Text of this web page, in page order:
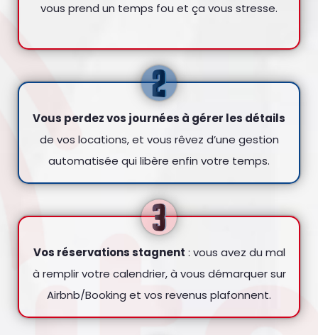
vous prend un temps fou et ça vous stresse.
Vous perdez vos journées à gérer les détails
de vos locations, et vous rêvez d’une gestion
automatisée qui libère enfin votre temps.
Vos réservations stagnent : vous avez du mal
à remplir votre calendrier, à vous démarquer sur
Airbnb/Booking et vos revenus plafonnent.